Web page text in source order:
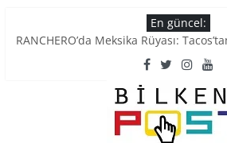
to
En güncel:
RANCHERO’da Meksika Rüyası:
Ankara’nın Ruhunu Notalarda Yaşatan
Pullardaki tarih: PTT Pul Müzesi
Stamp Collectors Unite: Places to Find
Tatlı Konuşalım: Ankara’nın 4 Köklü